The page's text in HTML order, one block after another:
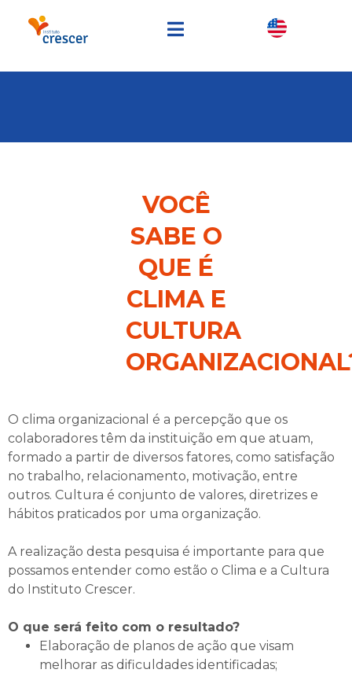
VOCÊ
SABE O
QUE É
CLIMA E
CULTURA
O clima organizacional é a percepção que os
colaboradores têm da instituição em que atuam,
formado a partir de diversos fatores, como satisfação
no trabalho, relacionamento, motivação, entre
outros. Cultura é conjunto de valores, diretrizes e
hábitos praticados por uma organização.
A realização desta pesquisa é importante para que
possamos entender como estão o Clima e a Cultura
do Instituto Crescer.
O que será feito com o resultado?
Elaboração de planos de ação que visam
melhorar as dificuldades identificadas;